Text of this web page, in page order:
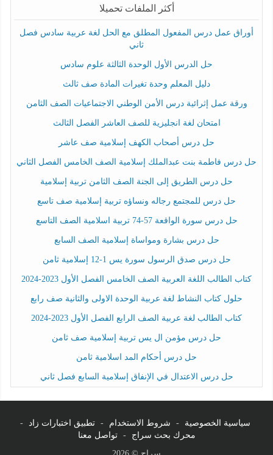
أكثر الملفات تحميلا
أوراق عمل درس المفعول المطلق مع الحل لغة عربية سادس فصل
ثاني
حل الدرس الأول الوحدة الثالثة علوم سادس
دليل المعلم وحدة تغيرات المادة صف ثالث
ورقة عمل إثرائية درس الأمن الوطني الاجتماعيات الصف الثامن
امتحان لغة انجليزية للصف العاشر الفصل الثالث
حل درس أصحاب الكهف إسلامية صف عاشر
حل درس فاطمة بنت عبدالملك إسلامية الصف الخامس الفصل الثاني
حل درس الطريق إلى الجنة الصف الثامن تربية إسلامية
حل درس للمجتمع رجاله ونساؤه تربية إسلامية صف تاسع
حل درس سورة الواقعة 57-74 تربية اسلامية الصف التاسع
حل درس بشارة ومواساة إسلامية الصف السابع
حل درس صدق الرسول سورة يس 1-12 إسلامية ثامن
كتاب الطالب اللغة العربية الصف الخامس الفصل الأول 2023-2024
حلول كتاب النشاط لغة عربية الوحدة الاولى والثانية صف رابع
كتاب الطالب لغة عربية الصف الرابع الفصل الأول 2023-2024
حل درس مؤمن ال يس تربية إسلامية صف ثامن
حل درس أحكام المد اسلامية ثامن
حل درس الاعتدال في الإنفاق إسلامية السابع فصل ثاني
سياسية الخصوصية - شروط الاستخدام - تطبيق اختبارات زاد
-
محرك بحث سراج
-
تواصل معنا